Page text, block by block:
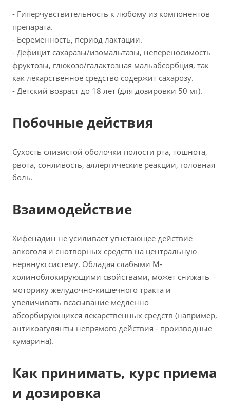
- Гиперчувствительность к любому из компонентов
препарата.
- Беременность, период лактации.
- Дефицит сахаразы/изомальтазы, непереносимость
фруктозы, глюкозо/галактозная мальабсорбция, так
как лекарственное средство содержит сахарозу.
- Детский возраст до 18 лет (для дозировки 50 мг).
Побочные действия
Сухость слизистой оболочки полости рта, тошнота,
рвота, сонливость, аллергические реакции, головная
боль.
Взаимодействие
Хифенадин не усиливает угнетающее действие
алкоголя и снотворных средств на центральную
нервную систему. Обладая слабыми М-
холиноблокирующими свойствами, может снижать
моторику желудочно-кишечного тракта и
увеличивать всасывание медленно
абсорбирующихся лекарственных средств (например,
антикоагулянты непрямого действия - производные
кумарина).
Как принимать, курс приема
и дозировка